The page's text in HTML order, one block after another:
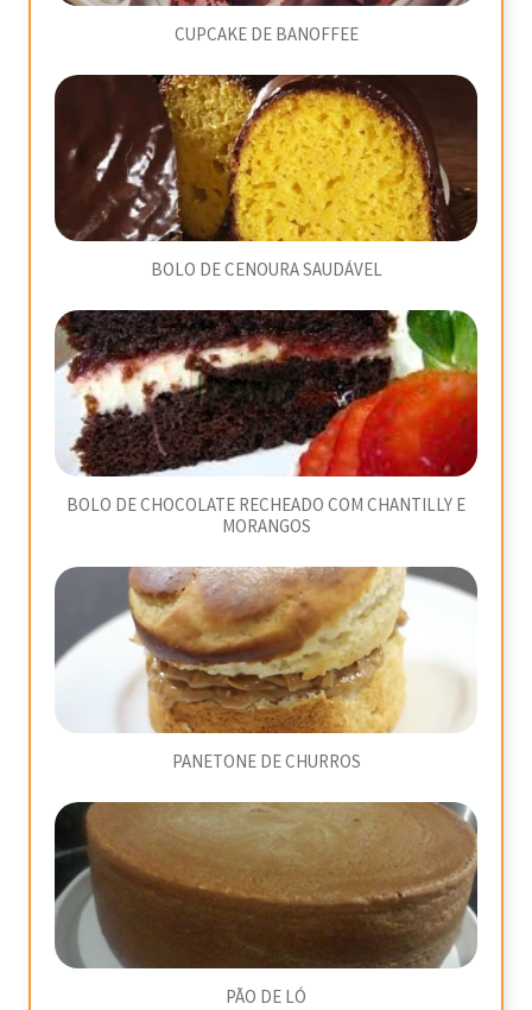
CUPCAKE DE BANOFFEE
BOLO DE CENOURA SAUDÁVEL
BOLO DE CHOCOLATE RECHEADO COM CHANTILLY E
MORANGOS
PANETONE DE CHURROS
PÃO DE LÓ